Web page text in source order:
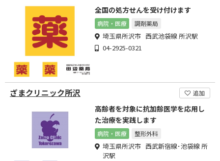
全国の処方せんを受け付けます
病院・医療 調剤薬局
埼玉県所沢市 西武池袋線 所沢駅
04-2925-0321
ざまクリニック所沢 追加
高齢者を対象に抗加齢医学を応用し
た治療を実践します
病院・医療 整形外科
埼玉県所沢市 西武新宿線･池袋線 所
沢駅